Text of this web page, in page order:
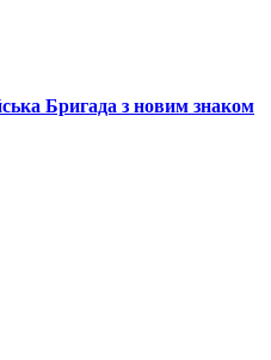
Бригада з новим знаком